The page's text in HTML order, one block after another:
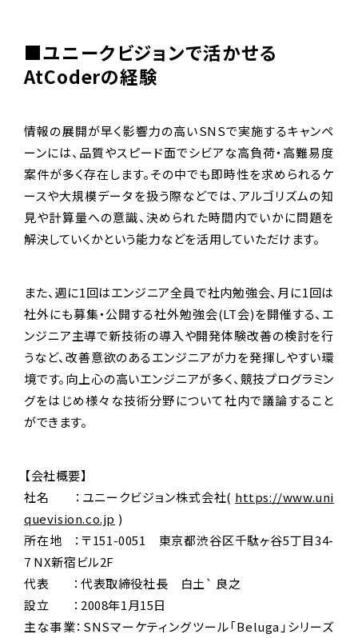
■ユニークビジョンで活かせる
AtCoderの経験
情報の展開が早く影響力の高いSNSで実施するキャンペ
ーンには、品質やスピード面でシビアな高負荷・高難易度
案件が多く存在します。その中でも即時性を求められるケ
ースや大規模データを扱う際などでは、アルゴリズムの知
見や計算量への意識、決められた時間内でいかに問題を
解決していくかという能力などを活用していただけます。
また、週に1回はエンジニア全員で社内勉強会、月に1回は
社外にも募集・公開する社外勉強会(LT会)を開催する、エ
ンジニア主導で新技術の導入や開発体験改善の検討を行
うなど、改善意欲のあるエンジニアが力を発揮しやすい環
境です。向上心の高いエンジニアが多く、競技プログラミン
グをはじめ様々な技術分野について社内で議論すること
ができます。
【会社概要】
社名 ：ユニークビジョン株式会社( https://www.uni
quevision.co.jp )
所在地 ：〒151-0051 東京都渋谷区千駄ヶ谷5丁目34-
7 NX新宿ビル2F
代表 ：代表取締役社長 白土` 良之
設立 ：2008年1月15日
主な事業：SNSマーケティングツール「Beluga」シリーズ